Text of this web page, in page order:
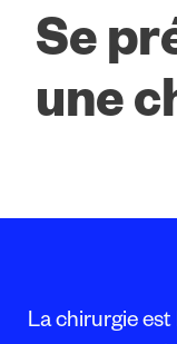
Se
une
La chirurgie est